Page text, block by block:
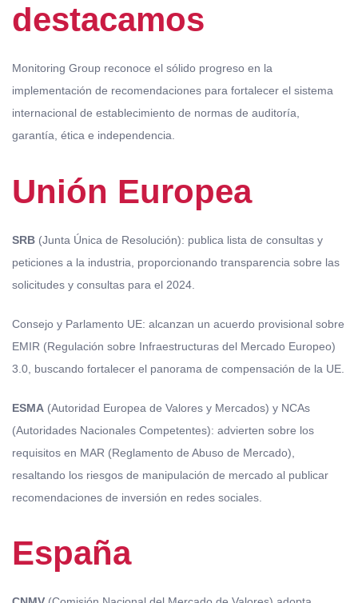
destacamos
Monitoring Group reconoce el sólido progreso en la
implementación de recomendaciones para fortalecer el sistema
internacional de establecimiento de normas de auditoría,
garantía, ética e independencia.
Unión Europea
SRB (Junta Única de Resolución): publica lista de consultas y
peticiones a la industria, proporcionando transparencia sobre las
solicitudes y consultas para el 2024.
Consejo y Parlamento UE: alcanzan un acuerdo provisional sobre
EMIR (Regulación sobre Infraestructuras del Mercado Europeo)
3.0, buscando fortalecer el panorama de compensación de la UE.
ESMA (Autoridad Europea de Valores y Mercados) y NCAs
(Autoridades Nacionales Competentes): advierten sobre los
requisitos en MAR (Reglamento de Abuso de Mercado),
resaltando los riesgos de manipulación de mercado al publicar
recomendaciones de inversión en redes sociales.
España